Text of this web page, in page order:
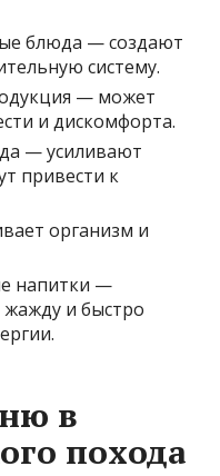
блюда — создают
систему.
— может
и дискомфорта.
— усиливают
привести к
организм и
напитки —
и быстро
в
похода